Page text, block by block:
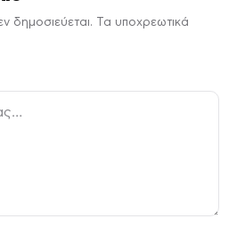
δημοσιεύεται. Τα υποχρεωτικά